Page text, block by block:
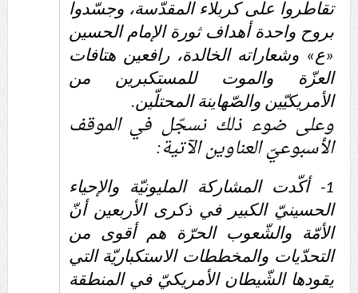
تقاطروا على كربلاء المقدّسة، وجسّدوا
بروح واحدة أهداف ثورة الإمام الحسين
«ع» وشعاراته الخالدة، رافعين هتافات
العزّة والموت للمستكبرين من
الأمريكيّين والصّهاينة المحتلّين.
وعلى ضوء ذلك نسجّل في الموقف
الأسبوعيّ العناوين الآتية:
1- أكّدت المشاركة المليونيّة والإحياء
الحسينيّ الكبير في ذكرى الأربعين أنّ
الأمّة والشّعوب الحرّة هم أقوى من
التحدّيات والمخططات الاستكباريّة التي
يقودها الشّيطان الأمريكيّ في المنطقة